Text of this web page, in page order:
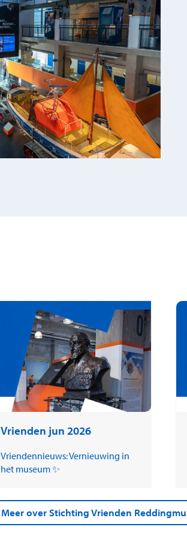
Vrienden jun 2026
Vriendennieuws: Vernieuwing in
het museum ✨
Meer over Stichting Vrienden